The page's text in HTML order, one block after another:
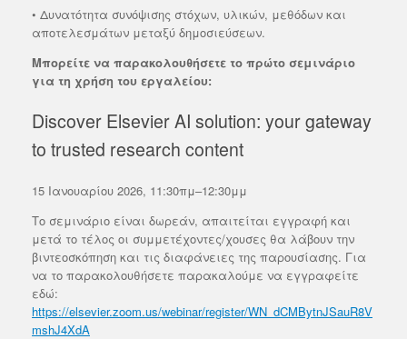
• Δυνατότητα συνόψισης στόχων, υλικών, μεθόδων και
αποτελεσμάτων μεταξύ δημοσιεύσεων.
Μπορείτε να παρακολουθήσετε το πρώτο σεμινάριο
για τη χρήση του εργαλείου:
Discover Elsevier AI solution: your gateway
to trusted research content
15 Ιανουαρίου 2026, 11:30πμ–12:30μμ
Το σεμινάριο είναι δωρεάν, απαιτείται εγγραφή και
μετά το τέλος οι συμμετέχοντες/χουσες θα λάβουν την
βιντεοσκόπηση και τις διαφάνειες της παρουσίασης. Για
να το παρακολουθήσετε παρακαλούμε να εγγραφείτε
εδώ:
https://elsevier.zoom.us/webinar/register/WN_dCMBytnJSauR8V
mshJ4XdA